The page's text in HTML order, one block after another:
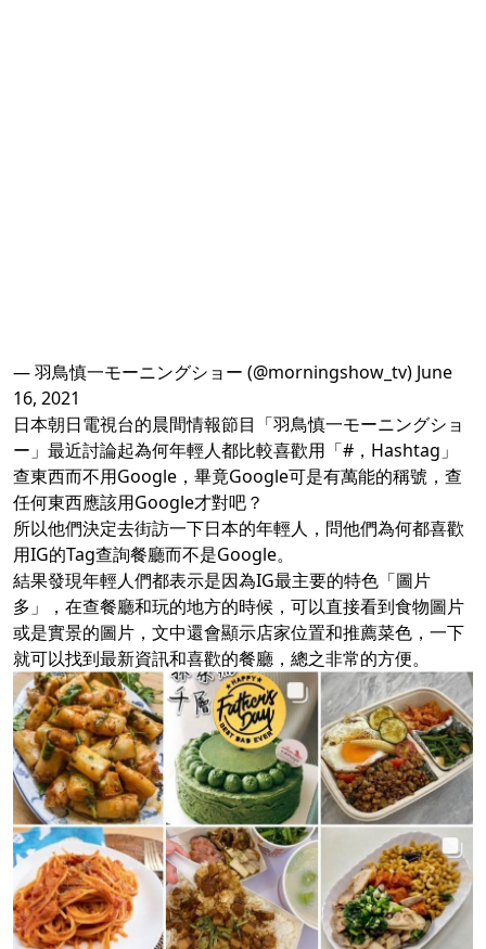
— 羽鳥慎一モーニングショー (@morningshow_tv) June
16, 2021
日本朝日電視台的晨間情報節目「羽鳥慎一モーニングショ
ー」最近討論起為何年輕人都比較喜歡用「#，Hashtag」
查東西而不用Google，畢竟Google可是有萬能的稱號，查
任何東西應該用Google才對吧？
所以他們決定去街訪一下日本的年輕人，問他們為何都喜歡
用IG的Tag查詢餐廳而不是Google。
結果發現年輕人們都表示是因為IG最主要的特色「圖片
多」，在查餐廳和玩的地方的時候，可以直接看到食物圖片
或是實景的圖片，文中還會顯示店家位置和推薦菜色，一下
就可以找到最新資訊和喜歡的餐廳，總之非常的方便。